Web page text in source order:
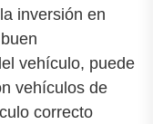
inversión en
vehículo, puede
vehículos de
correcto